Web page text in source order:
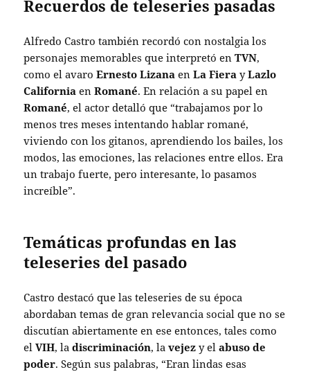
Recuerdos de teleseries pasadas
Alfredo Castro también recordó con nostalgia los
personajes memorables que interpretó enTVN,
como el avaroErnesto Lizana enLa Fiera yLazlo
California enRomané. En relación a su papel en
Romané, el actor detalló que “trabajamos por lo
menos tres meses intentando hablar romané,
viviendo con los gitanos, aprendiendo los bailes, los
modos, las emociones, las relaciones entre ellos. Era
un trabajo fuerte, pero interesante, lo pasamos
increíble”.
Temáticas profundas en las
teleseries del pasado
Castro destacó que las teleseries de su época
abordaban temas de gran relevancia social que no se
discutían abiertamente en ese entonces, tales como
elVIH, ladiscriminación, lavejez y elabuso de
poder. Según sus palabras, “Eran lindas esas